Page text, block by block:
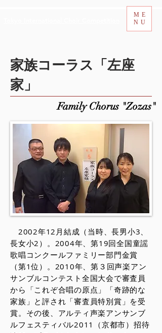
ME
NU
家族コーラス「左座
家」
Family Chorus "Zozas"
2002年12月結成（当時、長男小3、
長女小2）。2004年、第19回全国童謡
歌唱コンクールファミリー部門金賞
（第1位）。2010年、第３回声楽アン
サンブルコンテスト全国大会で審査員
から「これぞ合唱の原点」「奇跡的な
家族」と評され「審査員特別賞」を受
賞。その後、アルティ声楽アンサンブ
ルフェスティバル2011（京都市）招待